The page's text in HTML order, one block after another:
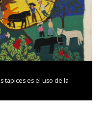
tapices es el uso de la